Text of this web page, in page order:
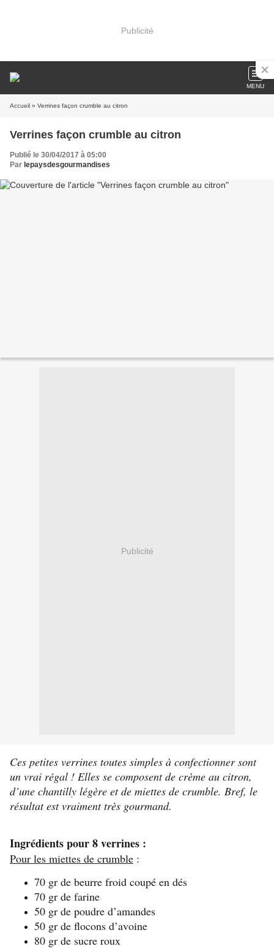
Publicité
MENU
Accueil » Verrines façon crumble au citron
Verrines façon crumble au citron
Publié le 30/04/2017 à 05:00
Par lepaysdesgourmandises
Publicité
Ces petites verrines toutes simples à confectionner sont
un vrai régal ! Elles se composent de crème au citron,
d’une chantilly légère et de miettes de crumble. Bref, le
résultat est vraiment très gourmand.
Ingrédients pour 8 verrines :
Pour les miettes de crumble :
70 gr de beurre froid coupé en dés
70 gr de farine
50 gr de poudre d’amandes
50 gr de flocons d’avoine
80 gr de sucre roux